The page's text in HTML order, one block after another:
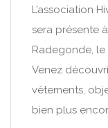
L’association
sera présente
Radegonde,
Venez
vêtements,
bien plus